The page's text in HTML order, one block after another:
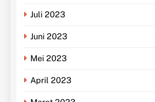
Juli 2023
Juni 2023
Mei 2023
April 2023